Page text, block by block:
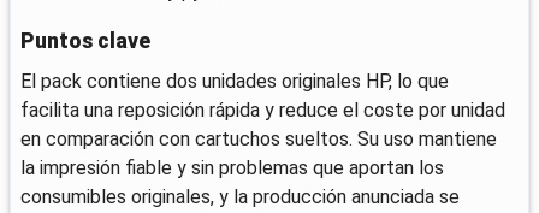
Puntos clave
El pack contiene dos unidades originales HP, lo que
facilita una reposición rápida y reduce el coste por unidad
en comparación con cartuchos sueltos. Su uso mantiene
la impresión fiable y sin problemas que aportan los
consumibles originales, y la producción anunciada se